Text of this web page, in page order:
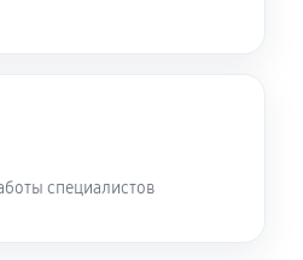
специалистов